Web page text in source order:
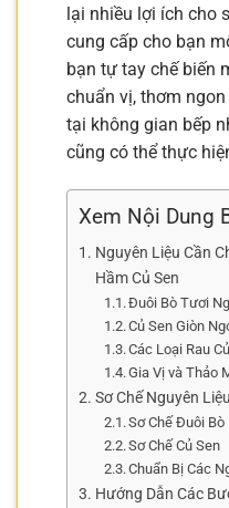
lại nhiều lợi ích cho
cung cấp cho bạn
bạn tự tay chế biến
chuẩn vị, thơm
tại không gian bếp
cũng có thể thực
Xem Nội Dung
Nguyên Liệu Cần
Hầm Củ Sen
Đuôi Bò Tươi
Củ Sen Giòn
Các Loại Rau
Gia Vị và Thảo
Sơ Chế Nguyên
Sơ Chế Đuôi Bò
Sơ Chế Củ Sen
Chuẩn Bị Các
Hướng Dẫn Các